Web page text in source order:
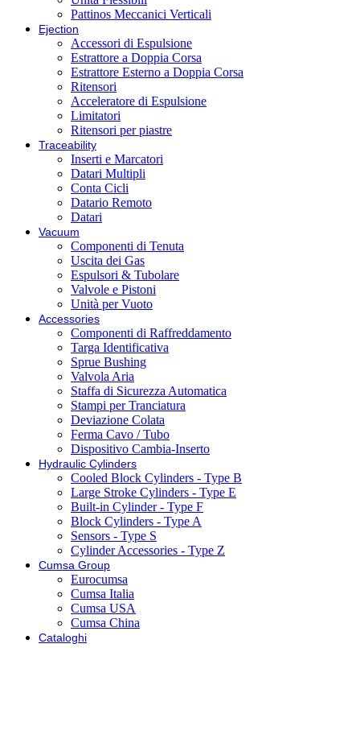
Pattinos Meccanici Verticali
Ejection
Accessori di Espulsione
Estrattore a Doppia Corsa
Estrattore Esterno a Doppia Corsa
Ritensori
Acceleratore di Espulsione
Limitatori
Ritensori per piastre
Traceability
Inserti e Marcatori
Datari Multipli
Conta Cicli
Datario Remoto
Datari
Vacuum
Componenti di Tenuta
Uscita dei Gas
Espulsori & Tubolare
Valvole e Pistoni
Unità per Vuoto
Accessories
Componenti di Raffreddamento
Targa Identificativa
Sprue Bushing
Valvola Aria
Staffa di Sicurezza Automatica
Stampi per Tranciatura
Deviazione Colata
Ferma Cavo / Tubo
Dispositivo Cambia-Inserto
Hydraulic Cylinders
Cooled Block Cylinders - Type B
Large Stroke Cylinders - Type E
Built-in Cylinder - Type F
Block Cylinders - Type A
Sensors - Type S
Cylinder Accessories - Type Z
Cumsa Group
Eurocumsa
Cumsa Italia
Cumsa USA
Cumsa China
Cataloghi